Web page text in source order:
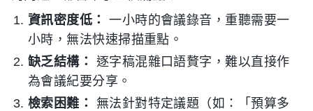
資訊密度低：
一小時的會議錄音，重聽需要一
小時，無法快速掃描重點。
缺乏結構：
逐字稿混雜口語贅字，難以直接作
為會議紀要分享。
檢索困難：
無法針對特定議題（如：「預算多